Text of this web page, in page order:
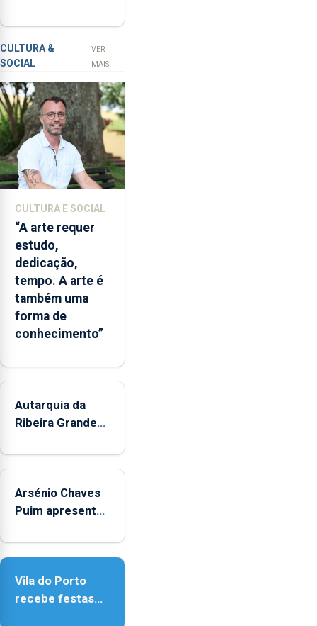
investimento
de
2,3
milhões
de
euros.
álcool na Região
CULTURA &
SOCIAL
VER
MAIS
CULTURA E SOCIAL
“A arte requer
estudo,
dedicação,
tempo. A arte é
também uma
forma de
conhecimento”
Autarquia da
Ribeira Grande
iniciativa
Verão"
Arsénio Chaves
Puim apresenta
Biblioteca de
Vila do Porto
recebe festas